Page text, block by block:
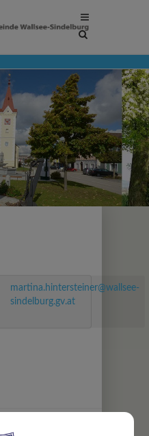
Site
martina.hintersteiner@wallsee-
sindelburg.gv.at